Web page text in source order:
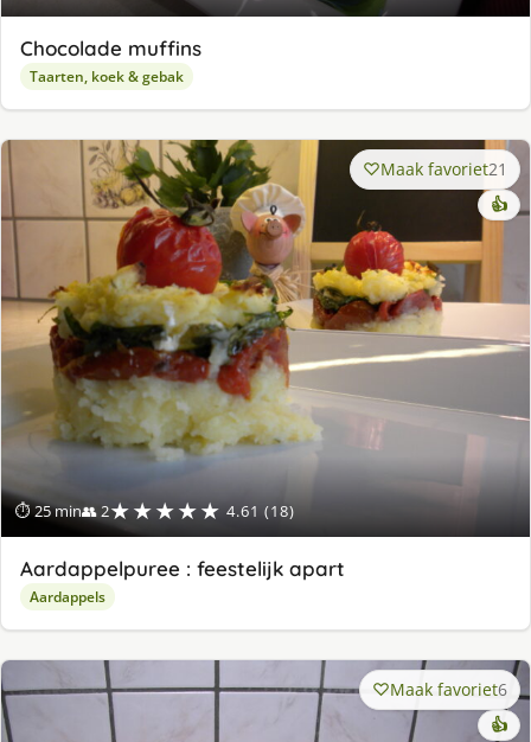
Chocolade muffins
Taarten, koek & gebak
⏱ 25 min👥 2★★★★★ 4.61 (18)
Maak favoriet21
👍
Aardappelpuree : feestelijk apart
Aardappels
Maak favoriet6
👍